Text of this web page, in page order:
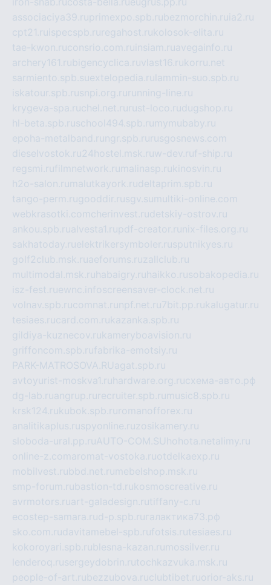
associaciya39.ruprimexpo.spb.rubezmorchin.ru ia2.ru
cpt21.ru ispecspb.ru regahost.rukolosok-elita.ru
tae-kwon.ruconsrio.com.ru insiam.ruavegainfo.ru
archery161.rubigencyclica.ruvlast16.rukorru.net
sarmiento.spb.suextelopedia.ru lammin-suo.spb.ru
iskatour.spb.rusnpi.org.ru running-line.ru
krygeva-spa.ruchel.net.ru rust-loco.rudugshop.ru
hl-beta.spb.ruschool494.spb.ru mymubaby.ru
epoha-metalband.ru ngr.spb.ru rusgosnews.com
dieselvostok.ru24hostel.msk.ruw-dev.ruf-ship.ru
regsmi.rufilmnetwork.ru malinasp.rukinosvin.ru
h2o-salon.ru malutkayork.rudeltaprim.spb.ru
tango-perm.rugooddir.rusgv.su multiki-online.com
webkrasotki.comcherinvest.rudetskiy-ostrov.ru
ankou.spb.rualvesta1.rupdf-creator.ru nix-files.org.ru
sakhatoday.ruelektrikersymboler.rusputnikyes.ru
golf2club.msk.ruaeforums.ruzallclub.ru
multimodal.msk.ru habaigry.ru haikko.rusobakopedia.ru
isz-fest.ruewnc.infoscreensaver-clock.net.ru
volnav.spb.rucomnat.ru npf.net.ru 7bit.pp.rukalugatur.ru
tesiaes.rucard.com.rukazanka.spb.ru
gildiya-kuznecov.rukameryboavision.ru
griffoncom.spb.rufabrika-emotsiy.ru
PARK-MATROSOVA.RUagat.spb.ru
avtoyurist-moskva1.ru hardware.org.ruсхема-авто.рф
dg-lab.ruangrup.ru recruiter.spb.ru music8.spb.ru
krsk124.rukubok.spb.ru romanofforex.ru
analitikaplus.ruspyonline.ruzosikamery.ru
sloboda-ural.pp.ruAUTO-COM.SU hohota.net alimy.ru
online-z.comaromat-vostoka.ruotdelkaexp.ru
mobilvest.rubbd.net.ru mebelshop.msk.ru
smp-forum.rubastion-td.rukosmoscreative.ru
avrmotors.ruart-galadesign.rutiffany-c.ru
ecostep-samara.rud-p.spb.ru галактика73.рф
sko.com.rudavitamebel-spb.rufotsis.rutesiaes.ru
kokoroyari.spb.rublesna-kazan.ru mossilver.ru
lenderoq.rusergeydobrin.rutochkazvuka.msk.ru
people-of-art.rubezzubova.ruclubtibet.ruorior-aks.ru